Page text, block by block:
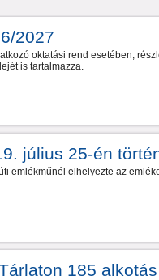
2027
oktatási rend esetében,
is tartalmazza.
július 25-én
emlékműnél elhelyezte az
185 alkotás